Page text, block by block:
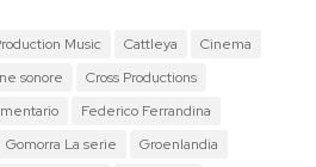
Music Cattleya
Cinema
sonore
Cross Productions
Federico Ferrandina
Gomorra La serie
Groenlandia